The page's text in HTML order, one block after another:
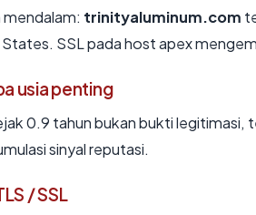
trinityaluminum.com
SSL pada host apex
usia penting
0.9 tahun bukan bukti legitimasi,
sinyal reputasi.
/ SSL